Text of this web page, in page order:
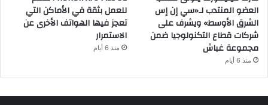
العضو المنتدب لـ«سي إن إس
الشرق الأوسط» ويشرف على
شركات قطاع التكنولوجيا ضمن
مجموعة غباش
منذ 6 أيام
للعمل بثقة في الأماكن التي
تعجز فيها الهواتف الأخرى عن
الاستمرار
منذ 6 أيام